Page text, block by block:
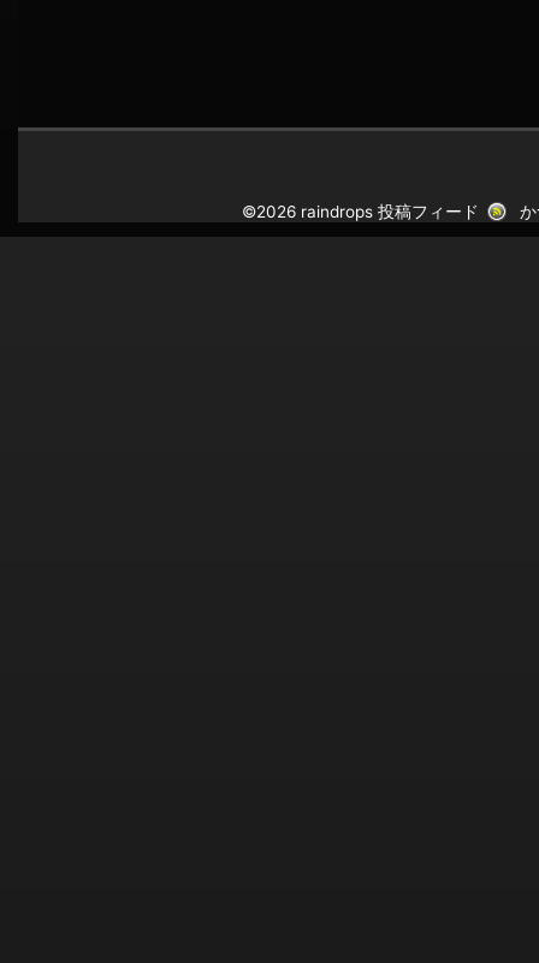
©2026 raindrops投稿フィード